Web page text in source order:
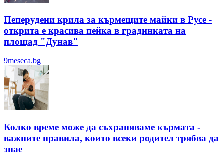
Пеперудени крила за кърмещите майки в Русе -
открита е красива пейка в градинката на
площад "Дунав"
9meseca.bg
Колко време може да съхраняваме кърмата -
важните правила, които всеки родител трябва да
знае